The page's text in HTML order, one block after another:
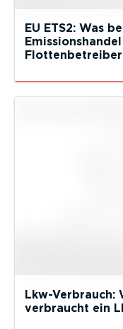
EU ETS2: Was
Lkw-Verbrauch:
verbraucht ein